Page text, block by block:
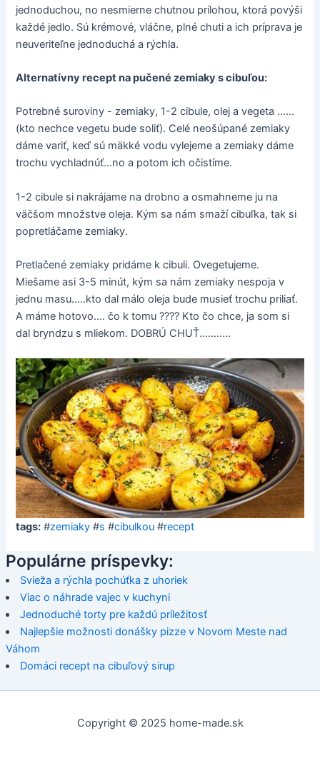
jednoduchou, no nesmierne chutnou prílohou, ktorá povýši
každé jedlo. Sú krémové, vláčne, plné chuti a ich príprava je
neuveriteľne jednoduchá a rýchla.
Alternatívny recept na pučené zemiaky s cibuľou:
Potrebné suroviny - zemiaky, 1-2 cibule, olej a vegeta ......
(kto nechce vegetu bude soliť). Celé neošúpané zemiaky
dáme variť, keď sú mäkké vodu vylejeme a zemiaky dáme
trochu vychladnúť...no a potom ich očistíme.
1-2 cibule si nakrájame na drobno a osmahneme ju na
väčšom množstve oleja. Kým sa nám smaží cibuľka, tak si
popretláčame zemiaky.
Pretlačené zemiaky pridáme k cibuli. Ovegetujeme.
Miešame asi 3-5 minút, kým sa nám zemiaky nespoja v
jednu masu.....kto dal málo oleja bude musieť trochu priliať.
A máme hotovo.... čo k tomu ???? Kto čo chce, ja som si
dal bryndzu s mliekom. DOBRÚ CHUŤ...........
tags: #zemiaky #s #cibulkou #recept
Populárne príspevky:
Svieža a rýchla pochúťka z uhoriek
Viac o náhrade vajec v kuchyni
Jednoduché torty pre každú príležitosť
Najlepšie možnosti donášky pizze v Novom Meste nad
Váhom
Domáci recept na cibuľový sirup
Copyright © 2025 home-made.sk